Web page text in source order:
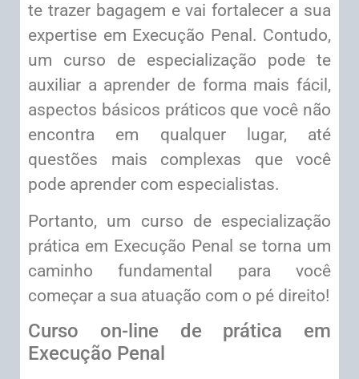
te trazer bagagem e vai fortalecer a sua
expertise em Execução Penal. Contudo,
um curso de especialização pode te
auxiliar a aprender de forma mais fácil,
aspectos básicos práticos que você não
encontra em qualquer lugar, até
questões mais complexas que você
pode aprender com especialistas.
Portanto, um curso de especialização
prática em Execução Penal se torna um
caminho fundamental para você
começar a sua atuação com o pé direito!
Curso on-line de prática em
Execução Penal